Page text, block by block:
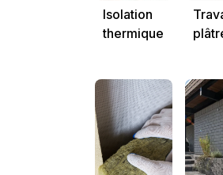
Isolation
thermique
à Saint-
Quentin –
Caro Bat
les
Bat